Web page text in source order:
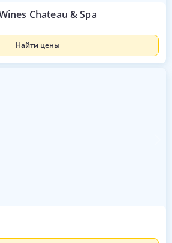
Chateau & Spa
Найти цены